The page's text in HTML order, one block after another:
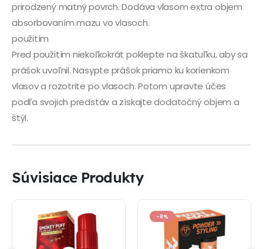
prirodzený matný povrch. Dodáva vlasom extra objem
absorbovaním mazu vo vlasoch.
použitím
Pred použitím niekoľkokrát poklepte na škatuľku, aby sa
prášok uvoľnil. Nasypte prášok priamo ku korienkom
vlasov a rozotrite po vlasoch. Potom upravte účes
podľa svojich predstáv a získajte dodatočný objem a
štýl.
Súvisiace Produkty
-8%